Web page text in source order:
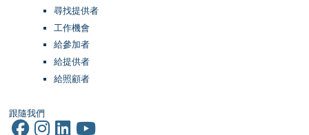
尋找提供者
工作機會
給參加者
給提供者
給照顧者
跟隨我們